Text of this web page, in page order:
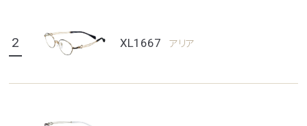
2 XL1667 アリア